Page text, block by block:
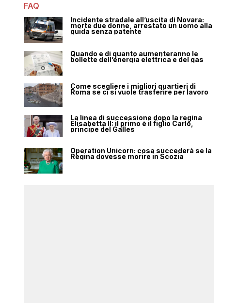
FAQ
Incidente stradale all’uscita di Novara:
morte due donne, arrestato un uomo alla
guida senza patente
Quando e di quanto aumenteranno le
bollette dell’energia elettrica e del gas
Come scegliere i migliori quartieri di
Roma se ci si vuole trasferire per lavoro
La linea di successione dopo la regina
Elisabetta II: il primo è il figlio Carlo,
principe del Galles
Operation Unicorn: cosa succederà se la
Regina dovesse morire in Scozia